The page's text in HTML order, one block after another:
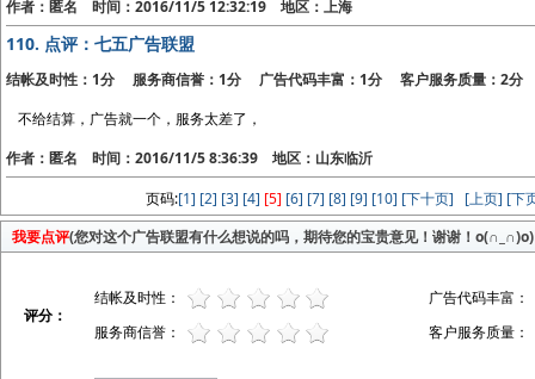
作者：匿名 时间：2016/11/5 12:32:19 地区：上海
110. 点评：七五广告联盟
结帐及时性：1分 服务商信誉：1分 广告代码丰富：1分 客户服务质量：2分
不给结算，广告就一个，服务太差了，
作者：匿名 时间：2016/11/5 8:36:39 地区：山东临沂
页码:[1] [2] [3] [4] [5] [6] [7] [8] [9] [10] [下十页] [上页] [下
我要点评(您对这个广告联盟有什么想说的吗，期待您的宝贵意见！谢谢！o(∩_∩)o)
评分：
结帐及时性：
广告代码丰富：
服务商信誉：
客户服务质量：